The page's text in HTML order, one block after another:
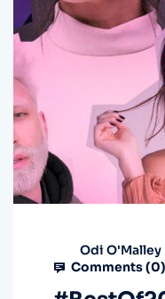
Odi O'Malley
Comments (0)